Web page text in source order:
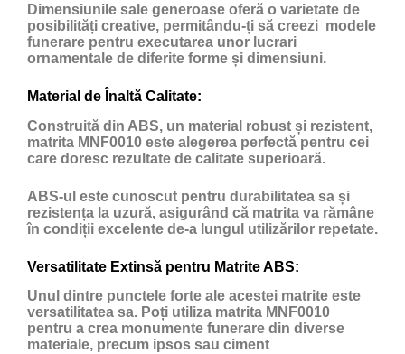
Dimensiunile sale generoase oferă o varietate de
posibilități creative, permitându-ți să creezi modele
funerare pentru executarea unor lucrari
ornamentale de diferite forme și dimensiuni.
Material de Înaltă Calitate:
Construită din ABS, un material robust și rezistent,
matrita MNF0010 este alegerea perfectă pentru cei
care doresc rezultate de calitate superioară.
ABS-ul este cunoscut pentru durabilitatea sa și
rezistența la uzură, asigurând că matrita va rămâne
în condiții excelente de-a lungul utilizărilor repetate.
Versatilitate Extinsă pentru Matrite ABS:
Unul dintre punctele forte ale acestei matrite este
versatilitatea sa. Poți utiliza matrita MNF0010
pentru a crea monumente funerare din diverse
materiale, precum ipsos sau ciment